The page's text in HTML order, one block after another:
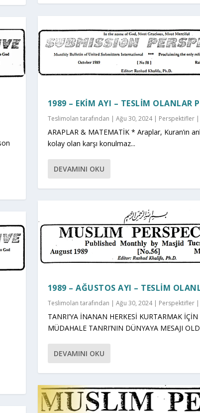
1989 – EKIM AYI – TESLIM OLANLAR
Teslimolan tarafından | Ağu 30, 2024| Perspektifler|
ARAPLAR & MATEMATİK * Araplar, Kuran’ın
kolay olan karşı konulmaz...
DEVAMINI OKU
1989 – AĞUSTOS AYI – TESLIM
Teslimolan tarafından | Ağu 30, 2024| Perspektifler|
TANRI’YA İNANAN HERKESİ KURTARMAK
MÜDAHALE TANRI’NIN DÜNYAYA MESAJI
DEVAMINI OKU